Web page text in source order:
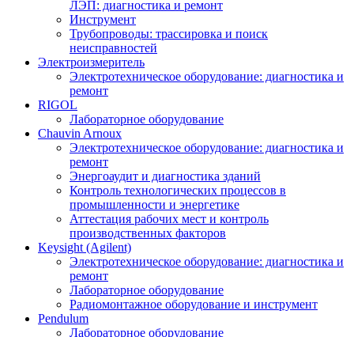
ЛЭП: диагностика и ремонт
Инструмент
Трубопроводы: трассировка и поиск
неисправностей
Электроизмеритель
Электротехническое оборудование: диагностика и
ремонт
RIGOL
Лабораторное оборудование
Chauvin Arnoux
Электротехническое оборудование: диагностика и
ремонт
Энергоаудит и диагностика зданий
Контроль технологических процессов в
промышленности и энергетике
Аттестация рабочих мест и контроль
производственных факторов
Keysight (Agilent)
Электротехническое оборудование: диагностика и
ремонт
Лабораторное оборудование
Радиомонтажное оборудование и инструмент
Pendulum
Лабораторное оборудование